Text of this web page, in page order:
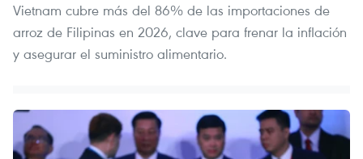
Vietnam cubre más del 86% de las importaciones de
arroz de Filipinas en 2026, clave para frenar la inflación
y asegurar el suministro alimentario.